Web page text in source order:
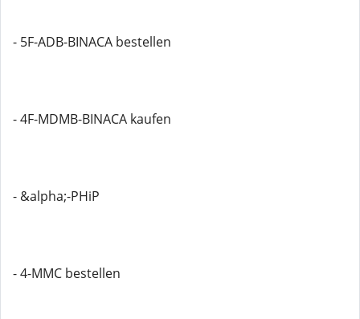
- 5F-ADB-BINACA bestellen
- 4F-MDMB-BINACA kaufen
- &alpha;-PHiP
- 4-MMC bestellen